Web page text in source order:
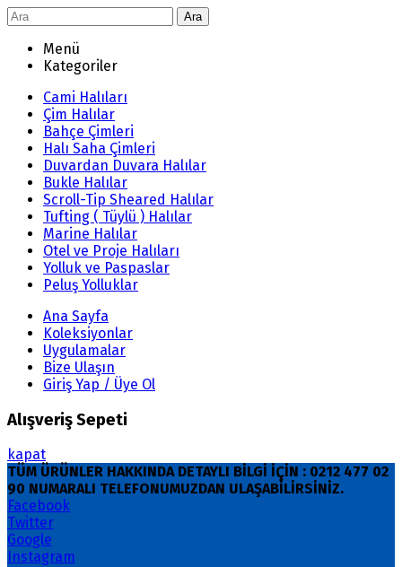
Ara
Menü
Kategoriler
Cami Halıları
Çim Halılar
Bahçe Çimleri
Halı Saha Çimleri
Duvardan Duvara Halılar
Bukle Halılar
Scroll-Tip Sheared Halılar
Tufting ( Tüylü ) Halılar
Marine Halılar
Otel ve Proje Halıları
Yolluk ve Paspaslar
Peluş Yolluklar
Ana Sayfa
Koleksiyonlar
Uygulamalar
Bize Ulaşın
Giriş Yap / Üye Ol
Alışveriş Sepeti
kapat
TÜM ÜRÜNLER HAKKINDA DETAYLI BİLGİ İÇİN : 0212 477 02
90 NUMARALI TELEFONUMUZDAN ULAŞABİLİRSİNİZ.
Facebook
Twitter
Google
Instagram